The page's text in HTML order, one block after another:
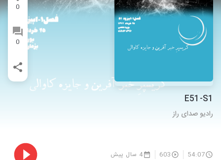
0
0
E51-S1
رادیو صدای راز
54:07
603 4 سال پیش